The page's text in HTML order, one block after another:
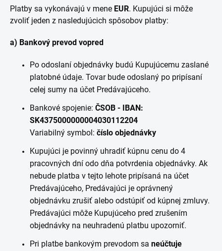
Platby sa vykonávajú v mene EUR. Kupujúci si môže
zvoliť jeden z nasledujúcich spôsobov platby:
a) Bankový prevod vopred
Po odoslaní objednávky budú Kupujúcemu zaslané
platobné údaje. Tovar bude odoslaný po pripísaní
celej sumy na účet Predávajúceho.
Bankové spojenie: ČSOB - IBAN:
SK4375000000004030112204
Variabilný symbol: číslo objednávky
Kupujúci je povinný uhradiť kúpnu cenu do 4
pracovných dní odo dňa potvrdenia objednávky. Ak
nebude platba v tejto lehote pripísaná na účet
Predávajúceho, Predávajúci je oprávnený
objednávku zrušiť alebo odstúpiť od kúpnej zmluvy.
Predávajúci môže Kupujúceho pred zrušením
objednávky na neuhradenú platbu upozorniť.
Pri platbe bankovým prevodom sa neúčtuje